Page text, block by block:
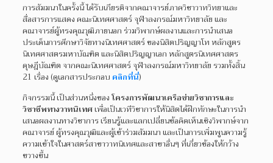
การสัมมนาในครั้งนี้ ได้รับเกียรติจากคณาจารย์ภาควิชาวาทวิทยาและ
สื่อสารการแสดง คณะนิเทศศาสตร์ จุฬาลงกรณ์มหาวิทยาลัย และ
คณาจารย์ผู้ทรงคุณวุฒิภายนอก ร่วมวิพากษ์ผลงานและการนำเสนอ
ประเด็นการศึกษาวิจัยทางนิเทศศาสตร์ ของนิสิตปริญญาโท หลักสูตร
นิเทศศาสตรมหาบัณฑิต และนิสิตปริญญาเอก หลักสูตรนิเทศศาสตร
ดุษฎีบัณฑิต จากคณะนิเทศศาสตร์ จุฬาลงกรณ์มหาวิทยาลัย รวมทั้งสิ้น
21 เรื่อง (ดูเอกสารประกอบ คลิกที่นี่)
กิจกรรมนี้ เป็นส่วนหนึ่งของโครงการพัฒนาเครือข่ายวิชาการและ
วิชาชีพทางวาทนิเทศเพื่อเป็นเวทีวิชาการให้นิสิตได้ฝึกทักษะในการนำ
เสนอผลงานทางวิชาการ เรียนรู้และแลกเปลี่ยนข้อคิดเห็นเชิงวิพากษ์จาก
คณาจารย์ ผู้ทรงคุณวุฒิและผู้เข้าร่วมสัมมนา และเป็นการเพิ่มพูนความรู้
ความเข้าใจในศาสตร์สาขาวาทนิเทศและสาขาอื่นๆ ที่เกี่ยวข้องให้กว้าง
ขวางขึ้น